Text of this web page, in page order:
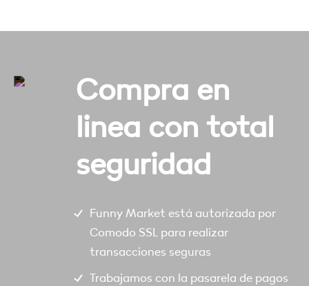
Compra en
linea con total
seguridad
Funny Market está autorizada por
Comodo SSL para realizar
transacciones seguras
Trabajamos con la pasarela de pagos